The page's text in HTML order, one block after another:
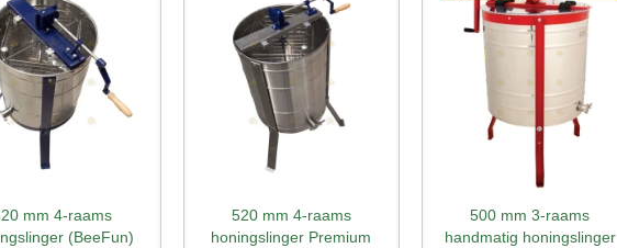
rapide
mm 4-raams
(BeeFun)
Aperçu rapide
520 mm 4-raams
honingslinger Premium
Aperçu rapide
500 mm 3-raams
handmatig honingslinger